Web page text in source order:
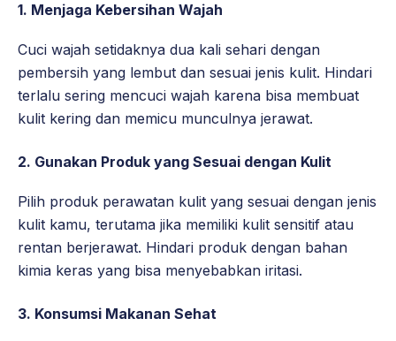
1. Menjaga Kebersihan Wajah
Cuci wajah setidaknya dua kali sehari dengan
pembersih yang lembut dan sesuai jenis kulit. Hindari
terlalu sering mencuci wajah karena bisa membuat
kulit kering dan memicu munculnya jerawat.
2. Gunakan Produk yang Sesuai dengan Kulit
Pilih produk perawatan kulit yang sesuai dengan jenis
kulit kamu, terutama jika memiliki kulit sensitif atau
rentan berjerawat. Hindari produk dengan bahan
kimia keras yang bisa menyebabkan iritasi.
3. Konsumsi Makanan Sehat